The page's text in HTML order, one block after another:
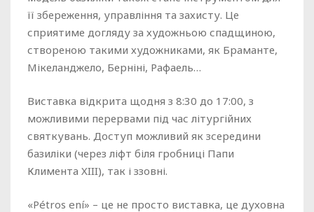
її збереження, управління та захисту. Це
сприятиме догляду за художньою спадщиною,
створеною такими художниками, як Браманте,
Мікеланджело, Берніні, Рафаель…
Виставка відкрита щодня з 8:30 до 17:00, з
можливими перервами під час літургійних
святкувань. Доступ можливий як зсередини
базиліки (через ліфт біля гробниці Папи
Климента XIII), так і ззовні.
«Pétros ení» – це не просто виставка, це духовна